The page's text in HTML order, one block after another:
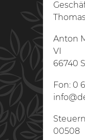
Kontakt
Thomas
Anton
VI
66740
Fon: 0
00508